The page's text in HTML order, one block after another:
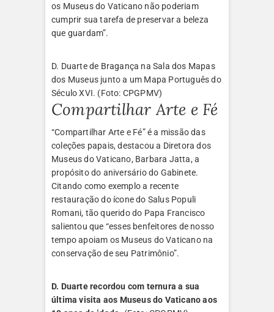
os Museus do Vaticano não poderiam
cumprir sua tarefa de preservar a beleza
que guardam”.
D. Duarte de Bragança na Sala dos Mapas
dos Museus junto a um Mapa Português do
Século XVI. (Foto: CPGPMV)
Compartilhar Arte e Fé
“Compartilhar Arte e Fé” é a missão das
coleções papais, destacou a Diretora dos
Museus do Vaticano, Barbara Jatta, a
propósito do aniversário do Gabinete.
Citando como exemplo a recente
restauração do ícone do Salus Populi
Romani, tão querido do Papa Francisco
salientou que “esses benfeitores de nosso
tempo apoiam os Museus do Vaticano na
conservação de seu Patrimônio”.
D. Duarte recordou com ternura a sua
última visita aos Museus do Vaticano aos